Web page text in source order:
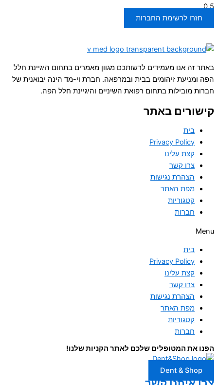
חזרו לרשימת החברות
באתר זה אנו מעמידים לרשותכם מגוון מאמרים בתחום היגיינת חלל
הפה ומניעת זיהומים בבית ובמרפאה. חברת וי-מד הינה יבואנית של
חברות מובילות בתחום רפואת השיניים והיגיינת חלל הפה.
קישורים באתר
בית
Privacy Policy
קצת עלינו
צרו קשר
הצהרת נגישות
מפת האתר
קטגוריות
חברות
Menu
בית
Privacy Policy
קצת עלינו
צרו קשר
הצהרת נגישות
מפת האתר
קטגוריות
חברות
הפנו את המטופלים שלכם לאתר הקניות שלנו!
Dent & Shop